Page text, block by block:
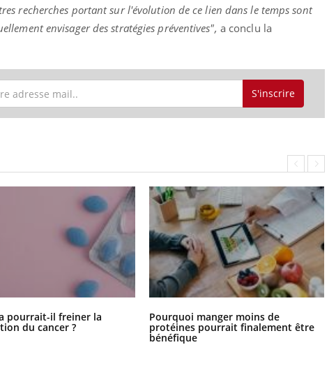
recherches portant sur l'évolution de ce lien dans le temps sont
envisager des stratégies préventives", a conclu la
S'inscrire
pourrait-il freiner la
du cancer ?
Pourquoi manger moins de
protéines pourrait finalement être
bénéfique
patients comme parfois chez les soignants.